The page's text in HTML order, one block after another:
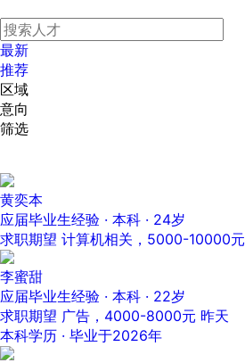
最新
推荐
区域
意向
筛选
黄奕本
应届毕业生经验 · 本科 · 24岁
求职期望 计算机相关，5000-10000元
李蜜甜
应届毕业生经验 · 本科 · 22岁
求职期望 广告，4000-8000元 昨天
本科学历 · 毕业于2026年